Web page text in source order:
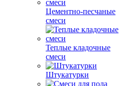
Цементно-песчаные
смеси
Теплые кладочные
смеси
Штукатурки